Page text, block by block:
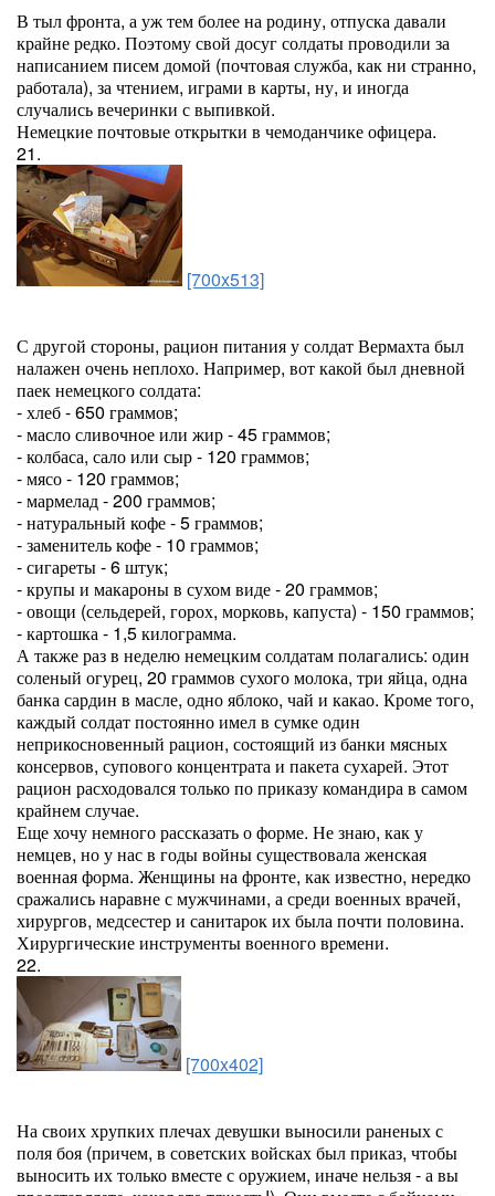
В тыл фронта, а уж тем более на родину, отпуска давали
крайне редко. Поэтому свой досуг солдаты проводили за
написанием писем домой (почтовая служба, как ни странно,
работала), за чтением, играми в карты, ну, и иногда
случались вечеринки с выпивкой.
Немецкие почтовые открытки в чемоданчике офицера.
21.
[700x513]
С другой стороны, рацион питания у солдат Вермахта был
налажен очень неплохо. Например, вот какой был дневной
паек немецкого солдата:
- хлеб - 650 граммов;
- масло сливочное или жир - 45 граммов;
- колбаса, сало или сыр - 120 граммов;
- мясо - 120 граммов;
- мармелад - 200 граммов;
- натуральный кофе - 5 граммов;
- заменитель кофе - 10 граммов;
- сигареты - 6 штук;
- крупы и макароны в сухом виде - 20 граммов;
- овощи (сельдерей, горох, морковь, капуста) - 150 граммов;
- картошка - 1,5 килограмма.
А также раз в неделю немецким солдатам полагались: один
соленый огурец, 20 граммов сухого молока, три яйца, одна
банка сардин в масле, одно яблоко, чай и какао. Кроме того,
каждый солдат постоянно имел в сумке один
неприкосновенный рацион, состоящий из банки мясных
консервов, супового концентрата и пакета сухарей. Этот
рацион расходовался только по приказу командира в самом
крайнем случае.
Еще хочу немного рассказать о форме. Не знаю, как у
немцев, но у нас в годы войны существовала женская
военная форма. Женщины на фронте, как известно, нередко
сражались наравне с мужчинами, а среди военных врачей,
хирургов, медсестер и санитарок их была почти половина.
Хирургические инструменты военного времени.
22.
[700x402]
На своих хрупких плечах девушки выносили раненых с
поля боя (причем, в советских войсках был приказ, чтобы
выносить их только вместе с оружием, иначе нельзя - а вы